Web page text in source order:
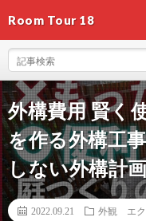
Room Tour 18
外構費用 賢く
を作る外構工
しない外構計
2022.09.21 外観 エク